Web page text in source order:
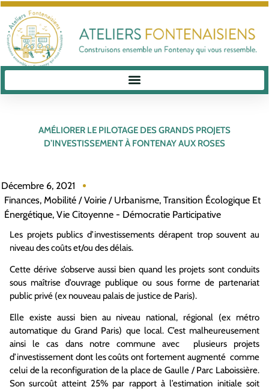
AMÉLIORER LE PILOTAGE DES GRANDS PROJETS
D’INVESTISSEMENT À FONTENAY AUX ROSES
Décembre 6, 2021
Finances, Mobilité / Voirie / Urbanisme, Transition Écologique Et
Énergétique, Vie Citoyenne - Démocratie Participative
Les projets publics d’investissements dérapent trop souvent au
niveau des coûts et/ou des délais.
Cette dérive s’observe aussi bien quand les projets sont conduits
sous maîtrise d’ouvrage publique ou sous forme de partenariat
public privé (ex nouveau palais de justice de Paris).
Elle existe aussi bien au niveau national, régional (ex métro
automatique du Grand Paris) que local. C’est malheureusement
ainsi le cas dans notre commune avec plusieurs projets
d’investissement dont les coûts ont fortement augmenté comme
celui de la reconfiguration de la place de Gaulle / Parc Laboissière.
Son surcoût atteint 25% par rapport à l’estimation initiale soit